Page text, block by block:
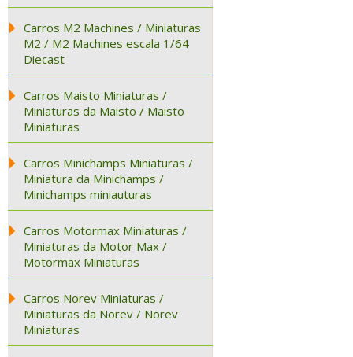
Carros M2 Machines / Miniaturas
M2 / M2 Machines escala 1/64
Diecast
Carros Maisto Miniaturas /
Miniaturas da Maisto / Maisto
Miniaturas
Carros Minichamps Miniaturas /
Miniatura da Minichamps /
Minichamps miniauturas
Carros Motormax Miniaturas /
Miniaturas da Motor Max /
Motormax Miniaturas
Carros Norev Miniaturas /
Miniaturas da Norev / Norev
Miniaturas